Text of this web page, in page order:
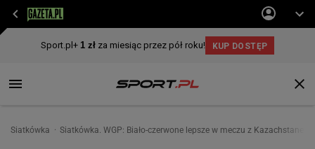
Siatkówka Siatkówka. WGP: Biało-czerwone lepsze w meczu z Kazachstanem